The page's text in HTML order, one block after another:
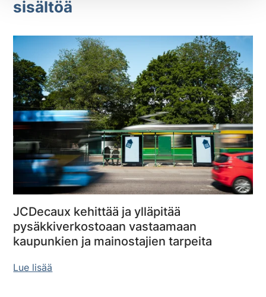
sisältöä
JCDecaux kehittää ja ylläpitää
pysäkkiverkostoaan vastaamaan
kaupunkien ja mainostajien tarpeita
Lue lisää